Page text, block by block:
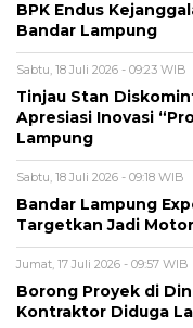
BPK Endus
Bandar Lampung
Sabtu, 18 Juli 2026 - 09:23 WIB
Tinjau Stan
Apresiasi Inovasi
Lampung
Sabtu, 18 Juli 2026 - 09:18 WIB
Bandar Lampung
Targetkan Jadi
Jumat, 17 Juli 2026 - 09:57 WIB
Borong Proyek di
Kontraktor Diduga